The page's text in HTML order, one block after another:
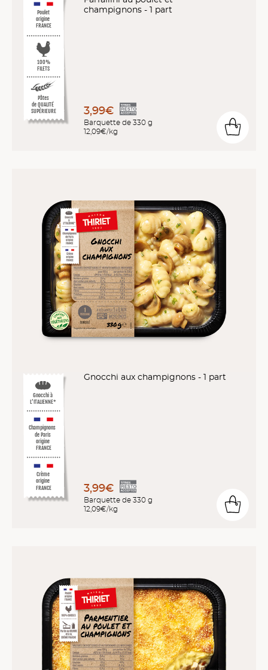
Poulet
origine
FRANCE
100%
FILETS
Pâtes
de QUALITÉ
SUPÉRIEURE
champignons - 1 part
3,99€
Barquette de 330 g
12,09€/kg
Gnocchi à
L’ITALIENNE*
Champignons
de Paris
origine
FRANCE
Crème
origine
FRANCE
Gnocchi aux champignons - 1 part
3,99€
Barquette de 330 g
12,09€/kg